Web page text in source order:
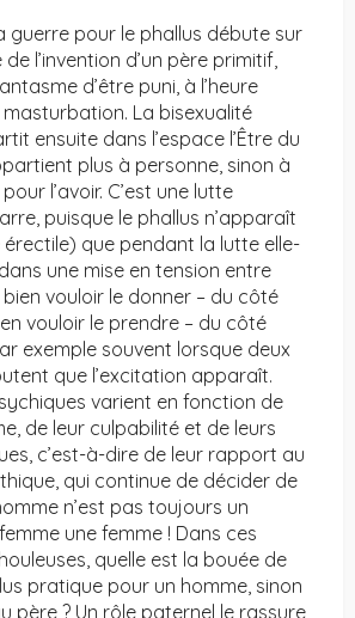
guerre pour le phallus débute sur
l’invention d’un père primitif,
d’être puni, à l’heure
La bisexualité
ensuite dans l’espace l’Être du
plus à personne, sinon à
l’avoir. C’est une lutte
puisque le phallus n’apparaît
que pendant la lutte elle-
une mise en tension entre
vouloir le donner – du côté
vouloir le prendre – du côté
exemple souvent lorsque deux
que l’excitation apparaît.
varient en fonction de
de leur culpabilité et de leurs
c’est-à-dire de leur rapport au
qui continue de décider de
n’est pas toujours un
une femme ! Dans ces
quelle est la bouée de
pratique pour un homme, sinon
père ? Un rôle paternel le rassure